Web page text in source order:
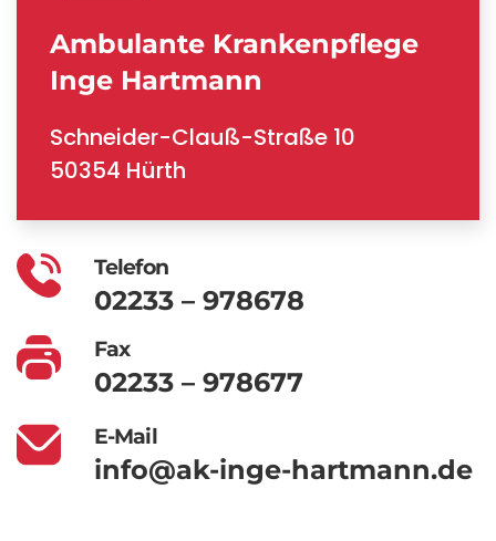
Ambulante Krankenpflege
Inge Hartmann
Schneider-Clauß-Straße 10
50354 Hürth
Telefon
02233 – 978678
Fax
02233 – 978677
E-Mail
info@ak-inge-hartmann.de